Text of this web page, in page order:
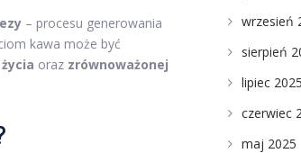
– procesu generowania
kawa może być
oraz zrównoważonej
wrzesień
sierpień
lipiec 2025
czerwiec
maj 2025